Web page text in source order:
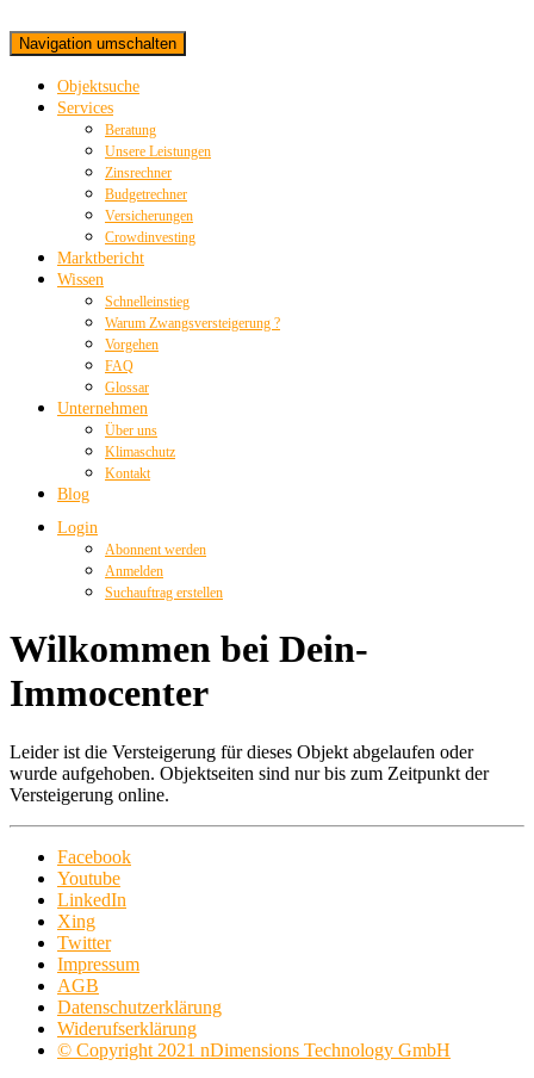
Navigation umschalten
Objektsuche
Services
Beratung
Unsere Leistungen
Zinsrechner
Budgetrechner
Versicherungen
Crowdinvesting
Marktbericht
Wissen
Schnelleinstieg
Warum Zwangsversteigerung ?
Vorgehen
FAQ
Glossar
Unternehmen
Über uns
Klimaschutz
Kontakt
Blog
Login
Abonnent werden
Anmelden
Suchauftrag erstellen
Wilkommen bei Dein-
Immocenter
Leider ist die Versteigerung für dieses Objekt abgelaufen oder
wurde aufgehoben. Objektseiten sind nur bis zum Zeitpunkt der
Versteigerung online.
Facebook
Youtube
LinkedIn
Xing
Twitter
Impressum
AGB
Datenschutzerklärung
Widerufserklärung
© Copyright 2021 nDimensions Technology GmbH